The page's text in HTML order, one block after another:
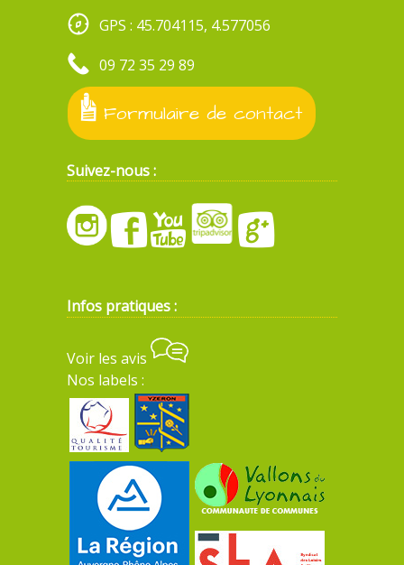
GPS : 45.704115, 4.577056
09 72 35 29 89
Formulaire de contact
Suivez-nous :
Infos pratiques :
Voir les avis
Nos labels :